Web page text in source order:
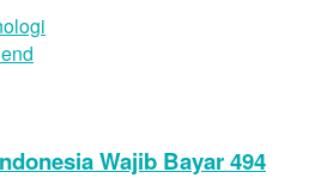
Wajib Bayar 494